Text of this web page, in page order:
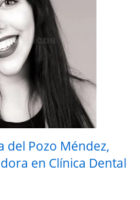
del Pozo Méndez,
en Clínica Dental